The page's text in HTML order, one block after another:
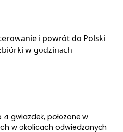
i powrót do Polski
w godzinach
gwiazdek, położone w
w okolicach odwiedzanych